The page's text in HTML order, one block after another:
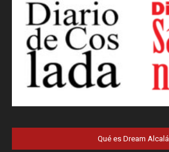
Qué es Dream Alcalá